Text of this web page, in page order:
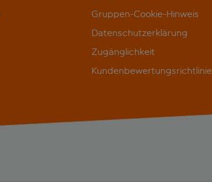
Gruppen-Cookie-Hinweis
Datenschutzerklärung
Zugänglichkeit
Kundenbewertungsrichtlinie